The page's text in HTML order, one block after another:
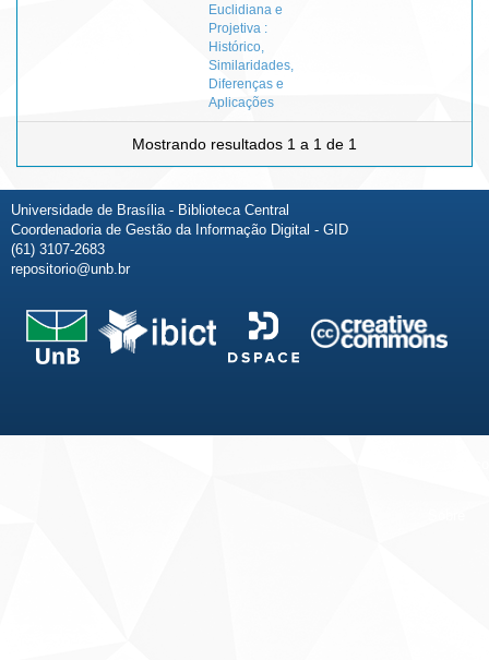
Euclidiana e
Projetiva :
Histórico,
Similaridades,
Diferenças e
Aplicações
Mostrando resultados 1 a 1 de 1
Universidade de Brasília - Biblioteca Central
Coordenadoria de Gestão da Informação Digital - GID
(61) 3107-2683
repositorio@unb.br